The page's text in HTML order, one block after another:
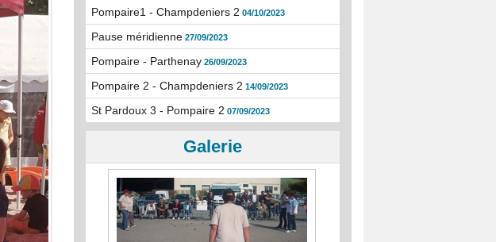
Pompaire1 - Champdeniers 2 04/10/2023
Pause méridienne 27/09/2023
Pompaire - Parthenay 26/09/2023
Pompaire 2 - Champdeniers 2 14/09/2023
St Pardoux 3 - Pompaire 2 07/09/2023
Galerie